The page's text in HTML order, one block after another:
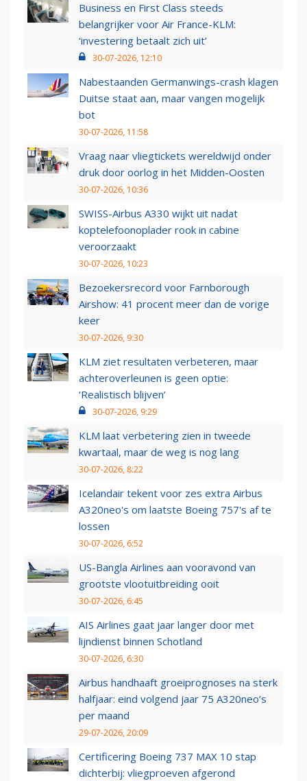
Business en First Class steeds
belangrijker voor Air France-KLM:
‘investering betaalt zich uit’
30-07-2026, 12:10
Nabestaanden Germanwings-crash klagen
Duitse staat aan, maar vangen mogelijk
bot
30-07-2026, 11:58
Vraag naar vliegtickets wereldwijd onder
druk door oorlog in het Midden-Oosten
30-07-2026, 10:36
SWISS-Airbus A330 wijkt uit nadat
koptelefoonoplader rook in cabine
veroorzaakt
30-07-2026, 10:23
Bezoekersrecord voor Farnborough
Airshow: 41 procent meer dan de vorige
keer
30-07-2026, 9:30
KLM ziet resultaten verbeteren, maar
achteroverleunen is geen optie:
‘Realistisch blijven’
30-07-2026, 9:29
KLM laat verbetering zien in tweede
kwartaal, maar de weg is nog lang
30-07-2026, 8:22
Icelandair tekent voor zes extra Airbus
A320neo's om laatste Boeing 757's af te
lossen
30-07-2026, 6:52
US-Bangla Airlines aan vooravond van
grootste vlootuitbreiding ooit
30-07-2026, 6:45
AIS Airlines gaat jaar langer door met
lijndienst binnen Schotland
30-07-2026, 6:30
Airbus handhaaft groeiprognoses na sterk
halfjaar: eind volgend jaar 75 A320neo’s
per maand
29-07-2026, 20:09
Certificering Boeing 737 MAX 10 stap
dichterbij: vliegproeven afgerond